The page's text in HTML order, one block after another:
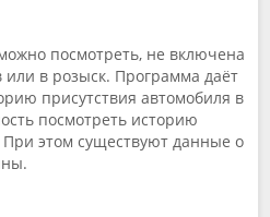
посмотреть, не включена
в розыск. Программа даёт
присутствия автомобиля в
посмотреть историю
При этом существуют данные о